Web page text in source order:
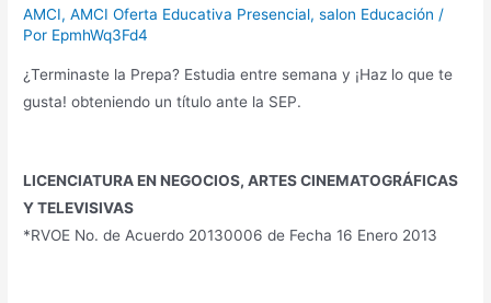
AMCI,AMCI Oferta Educativa Presencial,salon Educación /
Por EpmhWq3Fd4
¿Terminaste la Prepa? Estudia entre semana y ¡Haz lo que te
gusta! obteniendo un título ante la SEP.
LICENCIATURA EN NEGOCIOS, ARTES CINEMATOGRÁFICAS
Y TELEVISIVAS
*RVOE No. de Acuerdo 20130006 de Fecha 16 Enero 2013